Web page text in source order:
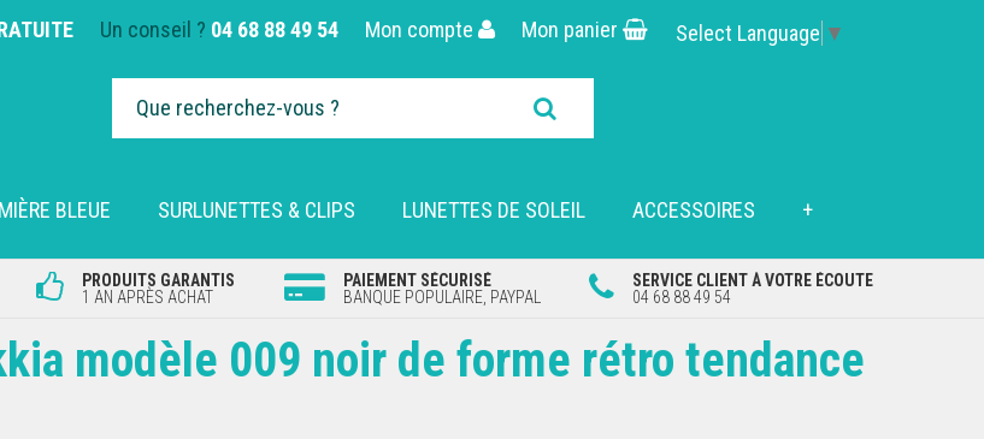
Un conseil ? 04 68 88 49 54 Mon compte Mon panier Select Language ▼
BLEUE SURLUNETTES & CLIPS LUNETTES DE SOLEIL ACCESSOIRES +
PRODUITS GARANTIS
1 AN APRÈS ACHAT
PAIEMENT SÉCURISÉ
BANQUE POPULAIRE, PAYPAL
SERVICE CLIENT À VOTRE ÉCOUTE
04 68 88 49 54
modèle 009 noir de forme rétro tendance